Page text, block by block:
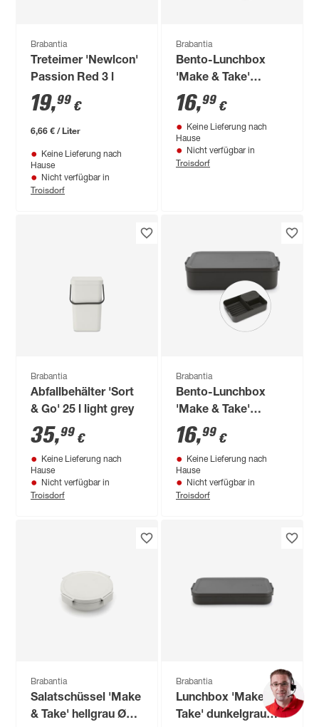
Brabantia
Treteimer 'Newlcon'
Passion Red 3 l
19,99 €
6,66 € / Liter
Keine Lieferung nach
Hause
Nicht verfügbar in
Troisdorf
Brabantia
Bento-Lunchbox
'Make & Take'
hellgrau groß 2 l
16,99 €
Keine Lieferung nach
Hause
Nicht verfügbar in
Troisdorf
Brabantia
Abfallbehälter 'Sort
& Go' 25 l light grey
35,99 €
Keine Lieferung nach
Hause
Nicht verfügbar in
Troisdorf
Brabantia
Bento-Lunchbox
'Make & Take'
dunkelgrau groß 2 l
16,99 €
Keine Lieferung nach
Hause
Nicht verfügbar in
Troisdorf
Brabantia
Salatschüssel 'Make
& Take' hellgrau Ø
Brabantia
Lunchbox 'Make &
Take' dunkelgrau